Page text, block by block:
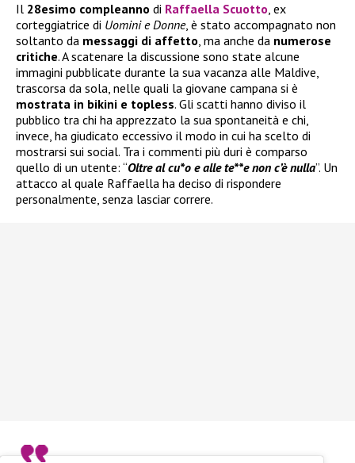
Il 28esimo compleanno di Raffaella Scuotto, ex
corteggiatrice di Uomini e Donne, è stato accompagnato non
soltanto da messaggi di affetto, ma anche da numerose
critiche. A scatenare la discussione sono state alcune
immagini pubblicate durante la sua vacanza alle Maldive,
trascorsa da sola, nelle quali la giovane campana si è
mostrata in bikini e topless. Gli scatti hanno diviso il
pubblico tra chi ha apprezzato la sua spontaneità e chi,
invece, ha giudicato eccessivo il modo in cui ha scelto di
mostrarsi sui social. Tra i commenti più duri è comparso
quello di un utente: “Oltre al cu*o e alle te**e non c’è nulla”. Un
attacco al quale Raffaella ha deciso di rispondere
personalmente, senza lasciar correre.